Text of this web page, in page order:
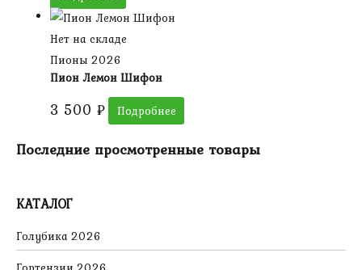
КАТАЛОГ
Голубика 2026
Нет на складе
Пионы 2026
Пион Лемон Шифон
3 500 ₽ Подробнее
Последние просмотренные товары